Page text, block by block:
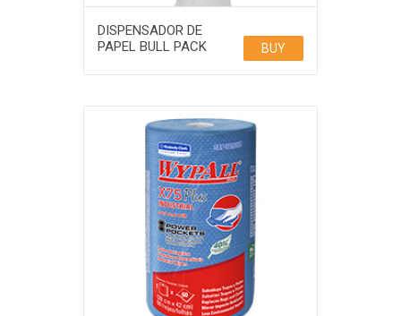
DISPENSADOR DE
PAPEL BULL PACK
BUY